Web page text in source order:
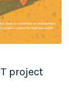
project